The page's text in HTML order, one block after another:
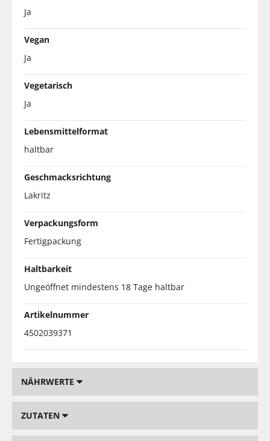
Ja
Vegan
Ja
Vegetarisch
Ja
Lebensmittelformat
haltbar
Geschmacksrichtung
Lakritz
Verpackungsform
Fertigpackung
Haltbarkeit
Ungeöffnet mindestens 18 Tage haltbar
Artikelnummer
4502039371
NÄHRWERTE
ZUTATEN